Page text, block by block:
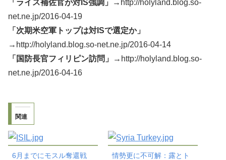
「ライス補佐官が対IS強調」→ http://holyland.blog.so-
net.ne.jp/2016-04-19
「次期米空軍トップは対ISで選定か」
→ http://holyland.blog.so-net.ne.jp/2016-04-14
「国防長官フィリピン訪問」→ http://holyland.blog.so-
net.ne.jp/2016-04-16
関連
6月までにモスル奪還戦
情勢更に不可解：露とト